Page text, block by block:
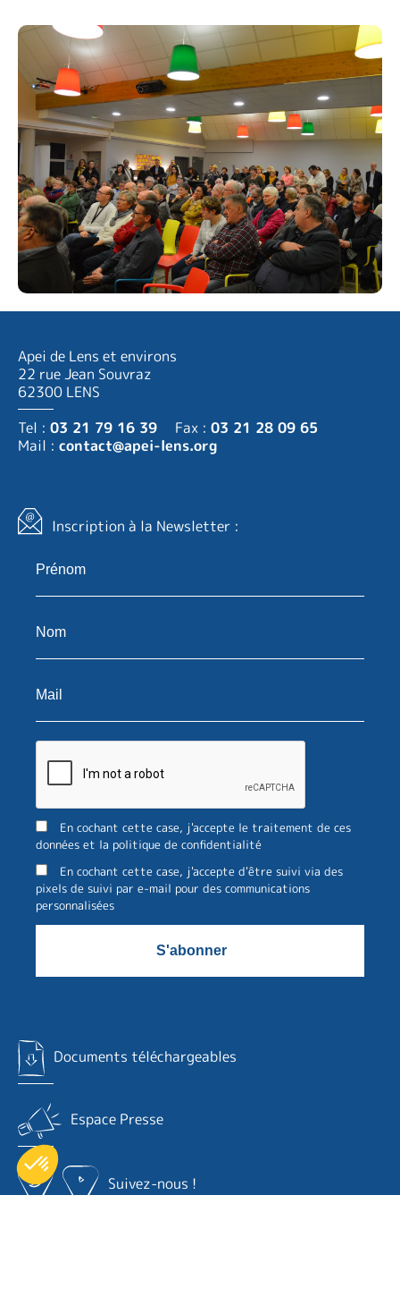
Apei de Lens et environs
22 rue Jean Souvraz
62300 LENS
Tel : 03 21 79 16 39 Fax : 03 21 28 09 65
Mail : contact@apei-lens.org
Inscription à la Newsletter :
En cochant cette case, j'accepte le traitement de ces
données et la politique de confidentialité
En cochant cette case, j'accepte d'être suivi via des
pixels de suivi par e-mail pour des communications
personnalisées
Documents téléchargeables
Espace Presse
Suivez-nous !